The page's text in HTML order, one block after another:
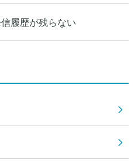
できない
履歴が残らない